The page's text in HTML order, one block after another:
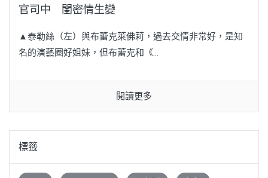
官司中 閨密情生變
▲泰勒絲（左）與布蕾克萊佛莉，過去交情非常好，是知
名的演藝圈好姐妹，但布蕾克和《...
閱讀更多
標籤